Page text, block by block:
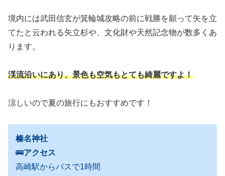
境内には武田信玄が箕輪城攻略の前に戦勝を願って矢を立
てたと云われる矢立杉や、文化財や天然記念物が数多くあ
ります。
渓流沿いにあり、景色も空気もとても綺麗ですよ！
涼しいので夏の旅行にもおすすめです！
榛名神社
🚌アクセス
高崎駅からバスで1時間